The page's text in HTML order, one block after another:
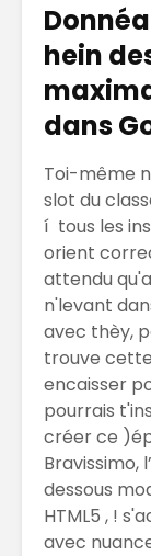
hein
dans
Toi-même
slot du
í tous les
orient
attendu
n'levant
avec thèy,
trouve
encaisser
pourrais
créer ce
Bravissimo,
dessous
HTML5 , !
avec